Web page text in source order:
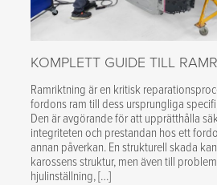
KOMPLETT GUIDE TILL
Ramriktning är en kritisk
fordons ram till dess ursprungliga
Den är avgörande för att upprätthålla
integriteten och prestandan hos ett
annan påverkan. En strukturell skada
karossens struktur, men även till
hjulinställning, […]